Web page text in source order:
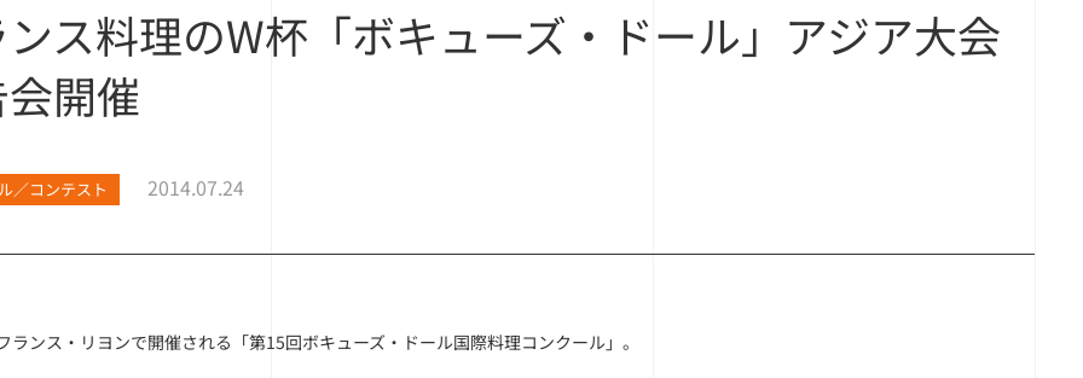
ス料理のW杯「ボキューズ・ドール」アジア大会
開催
／コンテスト 2014.07.24
ランス・リヨンで開催される「第15回ボキューズ・ドール国際料理コンクール」。